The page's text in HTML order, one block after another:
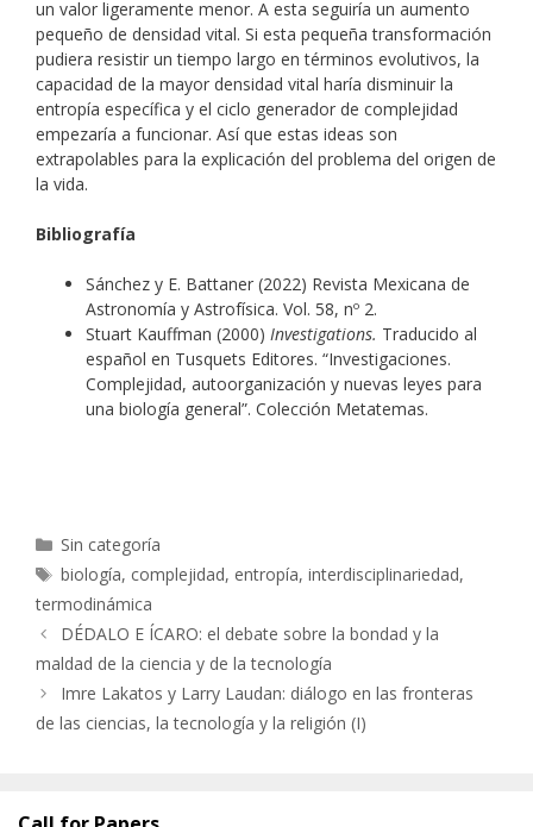
un valor ligeramente menor. A esta seguiría un aumento
pequeño de densidad vital. Si esta pequeña transformación
pudiera resistir un tiempo largo en términos evolutivos, la
capacidad de la mayor densidad vital haría disminuir la
entropía específica y el ciclo generador de complejidad
empezaría a funcionar. Así que estas ideas son
extrapolables para la explicación del problema del origen de
la vida.
Bibliografía
Sánchez y E. Battaner (2022) Revista Mexicana de
Astronomía y Astrofísica. Vol. 58, nº 2.
Stuart Kauffman (2000) Investigations. Traducido al
español en Tusquets Editores. “Investigaciones.
Complejidad, autoorganización y nuevas leyes para
una biología general”. Colección Metatemas.
Categorías
Sin categoría
Etiquetas
biología, complejidad, entropía,interdisciplinariedad,
termodinámica
DÉDALO E ÍCARO: el debate sobre la bondad y la
maldad de la ciencia y de la tecnología
Imre Lakatos y Larry Laudan: diálogo en las fronteras
de las ciencias, la tecnología y la religión (I)